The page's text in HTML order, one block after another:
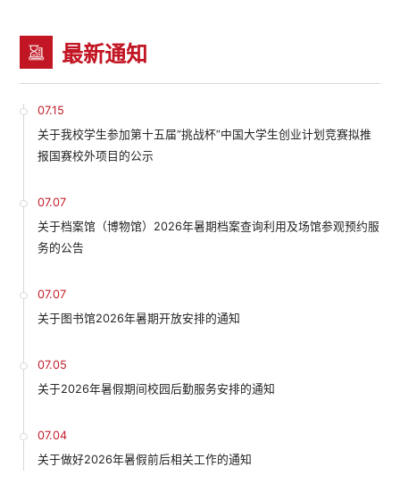
最新通知
07.15
关于我校学生参加第十五届“挑战杯”中国大学生创业计划竞赛拟推
报国赛校外项目的公示
07.07
关于档案馆（博物馆）2026年暑期档案查询利用及场馆参观预约服
务的公告
07.07
关于图书馆2026年暑期开放安排的通知
07.05
关于2026年暑假期间校园后勤服务安排的通知
07.04
关于做好2026年暑假前后相关工作的通知